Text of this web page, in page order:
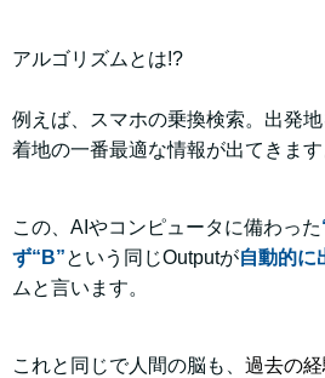
アルゴリズムとは!?
例えば、スマホの乗換検索。出発
着地の一番最適な情報が出てきます
この、AIやコンピュータに備わった
ず“B”という同じOutputが自動的に
ムと言います。
これと同じで人間の脳も、 過去の